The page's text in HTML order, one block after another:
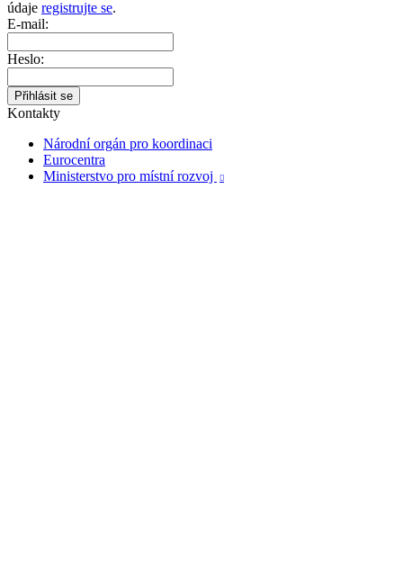
údaje registrujte se.
E-mail:
Heslo:
Kontakty
Národní orgán pro koordinaci
Eurocentra
Ministerstvo pro místní rozvoj
